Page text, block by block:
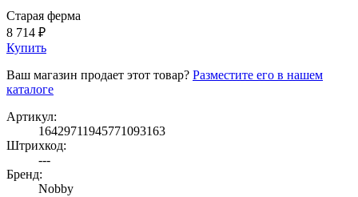
Старая ферма
8 714 ₽
Купить
Ваш магазин продает этот товар? Разместите его в нашем
каталоге
Артикул:
16429711945771093163
Штрихкод:
---
Бренд:
Nobby